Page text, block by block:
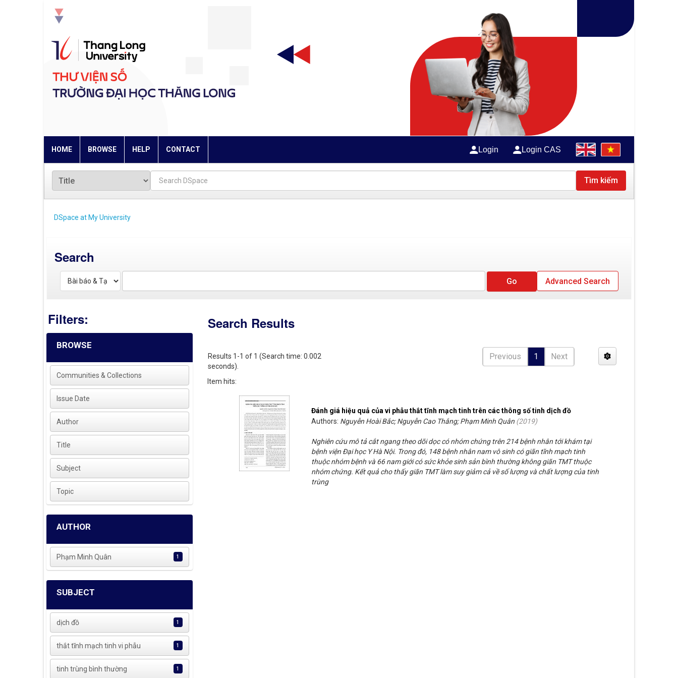
HOME BROWSE HELP CONTACT Login Login CAS
Tìm kiếm
DSpace at My University
Search
Advanced Search
Filters:
BROWSE
Communities & Collections
Issue Date
Author
Title
Subject
Topic
AUTHOR
Phạm Minh Quân 1
SUBJECT
dịch đồ 1
thắt tĩnh mạch tinh vi phẫu 1
tinh trùng bình thường 1
Search Results
Results 1-1 of 1 (Search time: 0.002
seconds).
Previous 1 Next
Item hits:
Đánh giá hiệu quả của vi phẫu thắt tĩnh mạch tinh trên các thông số tinh dịch đồ
Authors: Nguyễn Hoài Bắc; Nguyễn Cao Thắng; Phạm Minh Quân (2019)
Nghiên cứu mô tả cắt ngang theo dõi dọc có nhóm chứng trên 214 bệnh nhân tới khám tại
bệnh viện Đại học Y Hà Nội. Trong đó, 148 bệnh nhân nam vô sinh có giãn tĩnh mạch tinh
thuộc nhóm bệnh và 66 nam giới có sức khỏe sinh sản bình thường không giãn TMT thuộc
nhóm chứng. Kết quả cho thấy giãn TMT làm suy giảm cả về số lượng và chất lượng của tinh
trùng